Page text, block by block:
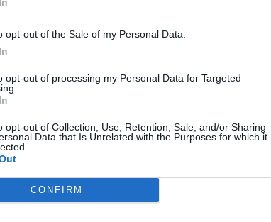
opt-out of the Sale of my Personal Data.
opt-out of processing my Personal Data for Targeted
opt-out of Collection, Use, Retention, Sale, and/or Sharing
Data that Is Unrelated with the Purposes for which it
CONFIRM
de la Unión Europea